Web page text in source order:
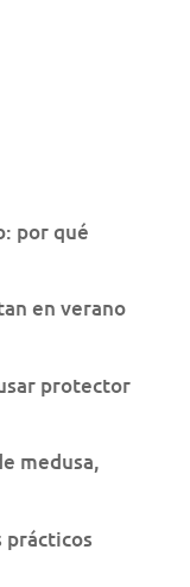
por qué
en verano
protector
medusa,